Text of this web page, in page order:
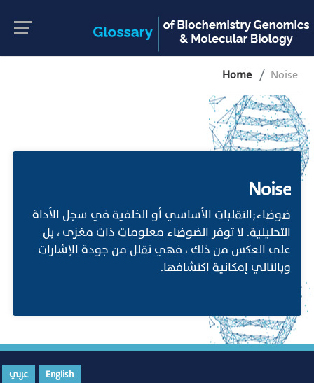
Home Noise
Noise
ضوضاء;التقلبات الأساسي أو الخلفية في سجل الأداة
التحليلية. لا توفر الضوضاء معلومات ذات مغزى ، بل
على العكس من ذلك ، فهي تقلل من جودة الإشارات
وبالتالي إمكانية اكتشافها.
English عربي